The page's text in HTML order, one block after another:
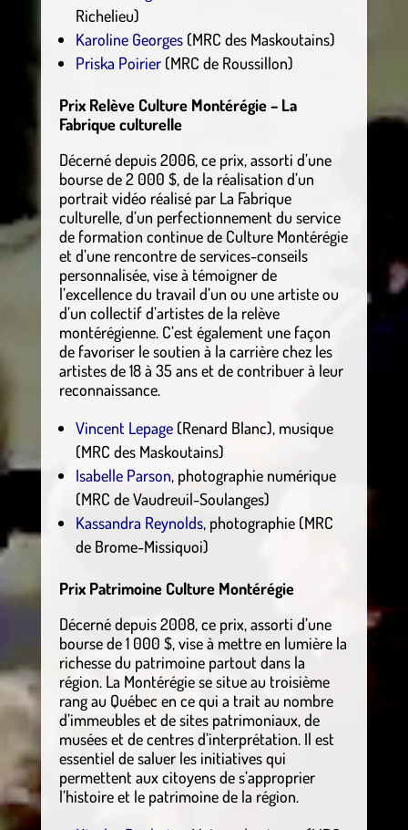
Richelieu)
Karoline Georges(MRC des Maskoutains)
Priska Poirier (MRC de Roussillon)
Prix Relève Culture Montérégie – La
Fabrique culturelle
Décerné depuis 2006, ce prix, assorti d’une
bourse de 2 000 $, de la réalisation d’un
portrait vidéo réalisé par La Fabrique
culturelle, d’un perfectionnement du service
de formation continue de Culture Montérégie
et d’une rencontre de services-conseils
personnalisée, vise à témoigner de
l’excellence du travail d’un ou une artiste ou
d’un collectif d’artistes de la relève
montérégienne. C’est également une façon
de favoriser le soutien à la carrière chez les
artistes de 18 à 35 ans et de contribuer à leur
reconnaissance.
Vincent Lepage(Renard Blanc), musique
(MRC des Maskoutains)
Isabelle Parson, photographie numérique
(MRC de Vaudreuil-Soulanges)
Kassandra Reynolds, photographie (MRC
de Brome-Missiquoi)
Prix Patrimoine Culture Montérégie
Décerné depuis 2008, ce prix, assorti d’une
bourse de 1 000 $, vise à mettre en lumière la
richesse du patrimoine partout dans la
région. La Montérégie se situe au troisième
rang au Québec en ce qui a trait au nombre
d’immeubles et de sites patrimoniaux, de
musées et de centres d’interprétation. Il est
essentiel de saluer les initiatives qui
permettent aux citoyens de s’approprier
l’histoire et le patrimoine de la région.